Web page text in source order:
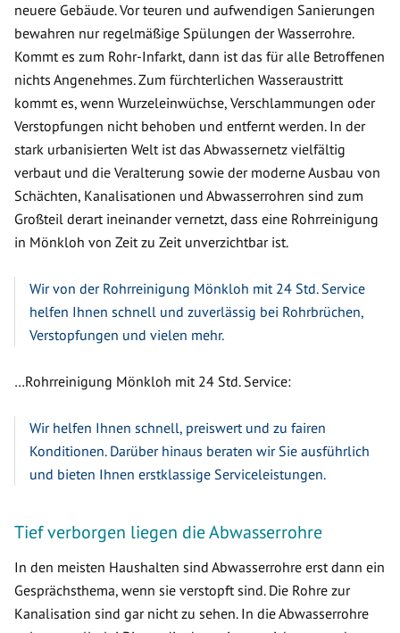
neuere Gebäude. Vor teuren und aufwendigen Sanierungen
bewahren nur regelmäßige Spülungen der Wasserrohre.
Kommt es zum Rohr-Infarkt, dann ist das für alle Betroffenen
nichts Angenehmes. Zum fürchterlichen Wasseraustritt
kommt es, wenn Wurzeleinwüchse, Verschlammungen oder
Verstopfungen nicht behoben und entfernt werden. In der
stark urbanisierten Welt ist das Abwassernetz vielfältig
verbaut und die Veralterung sowie der moderne Ausbau von
Schächten, Kanalisationen und Abwasserrohren sind zum
Großteil derart ineinander vernetzt, dass eine Rohrreinigung
in Mönkloh von Zeit zu Zeit unverzichtbar ist.
Wir von der Rohrreinigung Mönkloh mit 24 Std. Service
helfen Ihnen schnell und zuverlässig bei Rohrbrüchen,
Verstopfungen und vielen mehr.
…Rohrreinigung Mönkloh mit 24 Std. Service:
Wir helfen Ihnen schnell, preiswert und zu fairen
Konditionen. Darüber hinaus beraten wir Sie ausführlich
und bieten Ihnen erstklassige Serviceleistungen.
Tief verborgen liegen die Abwasserrohre
In den meisten Haushalten sind Abwasserrohre erst dann ein
Gesprächsthema, wenn sie verstopft sind. Die Rohre zur
Kanalisation sind gar nicht zu sehen. In die Abwasserrohre